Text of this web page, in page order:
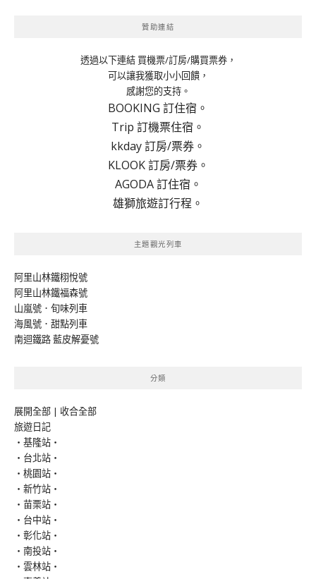
贊助連結
透過以下連結 買機票/訂房/購買票券，
可以讓我獲取小小回饋，
感謝您的支持。
BOOKING 訂住宿。
Trip 訂機票住宿。
kkday 訂房/票券。
KLOOK 訂房/票券。
AGODA 訂住宿。
雄獅旅遊訂行程。
主題觀光列車
阿里山林鐵栩悅號
阿里山林鐵福森號
山嵐號．旬味列車
海風號．甜點列車
南迴鐵路 藍皮解憂號
分類
展開全部 | 收合全部
旅遊日記
‧基隆站‧
‧台北站‧
‧桃園站‧
‧新竹站‧
‧苗栗站‧
‧台中站‧
‧彰化站‧
‧南投站‧
‧雲林站‧